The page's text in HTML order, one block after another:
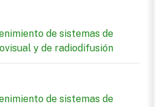
de sistemas de
y de radiodifusión
de sistemas de